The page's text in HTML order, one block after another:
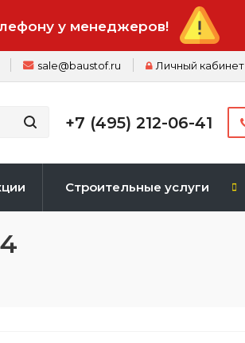
у менеджеров!
Личный кабинет
sale@baustof.ru
+7 (495) 212-06-41
Строительные услуги